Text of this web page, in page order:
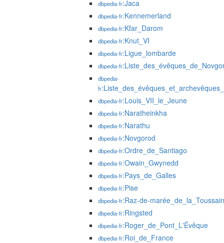
dbpedia-fr:Jaca
dbpedia-fr:Kennemerland
dbpedia-fr:Kfar_Darom
dbpedia-fr:Knut_VI
dbpedia-fr:Ligue_lombarde
dbpedia-fr
dbpedia-
fr
dbpedia-fr:Louis_VII_le_Jeune
dbpedia-fr:Naratheinkha
dbpedia-fr:Narathu
dbpedia-fr:Novgorod
dbpedia-fr:Ordre_de_Santiago
dbpedia-fr:Owain_Gwynedd
dbpedia-fr:Pays_de_Galles
dbpedia-fr:Pise
dbpedia-fr:Raz-de-
dbpedia-fr:Ringsted
dbpedia-fr:Roger_de_Pont_L'Évêque
dbpedia-fr:Roi_de_France